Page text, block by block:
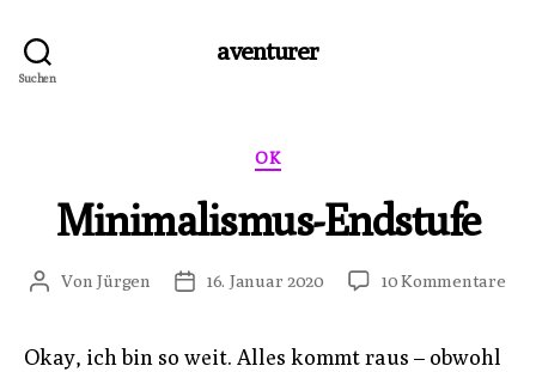
Suchen
aventurer
Kategorien
OK
Minimalismus-Endstufe
Beitragsautor
VonJürgen Veröffentlichungsdatum
16. Januar 2020 10 Kommentarezu
Okay, ich bin so weit. Alles kommt raus – obwohl